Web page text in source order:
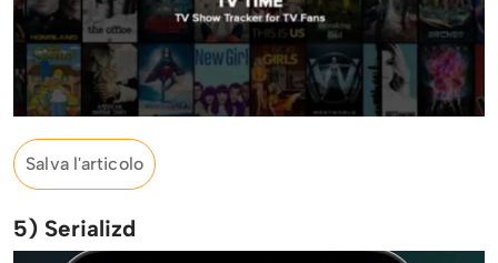
Salva l'articolo
5) Serializd